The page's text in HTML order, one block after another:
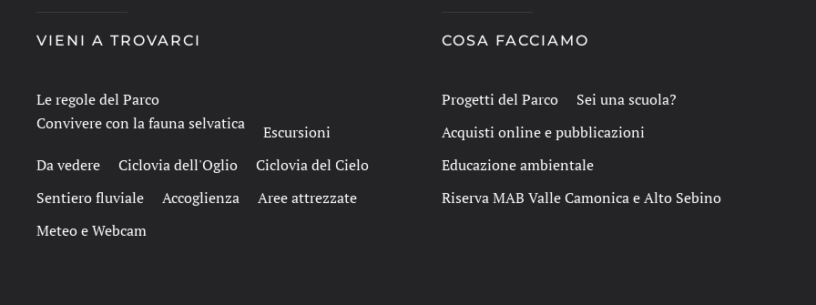
VIENI A TROVARCI
Le regole del Parco
Convivere con la fauna selvatica
Escursioni
Da vedere
Ciclovia dell'Oglio
Ciclovia del Cielo
Sentiero fluviale
Accoglienza
Aree attrezzate
Meteo e Webcam
COSA FACCIAMO
Progetti del Parco
Sei una scuola?
Acquisti online e pubblicazioni
Educazione ambientale
Riserva MAB Valle Camonica e Alto Sebino